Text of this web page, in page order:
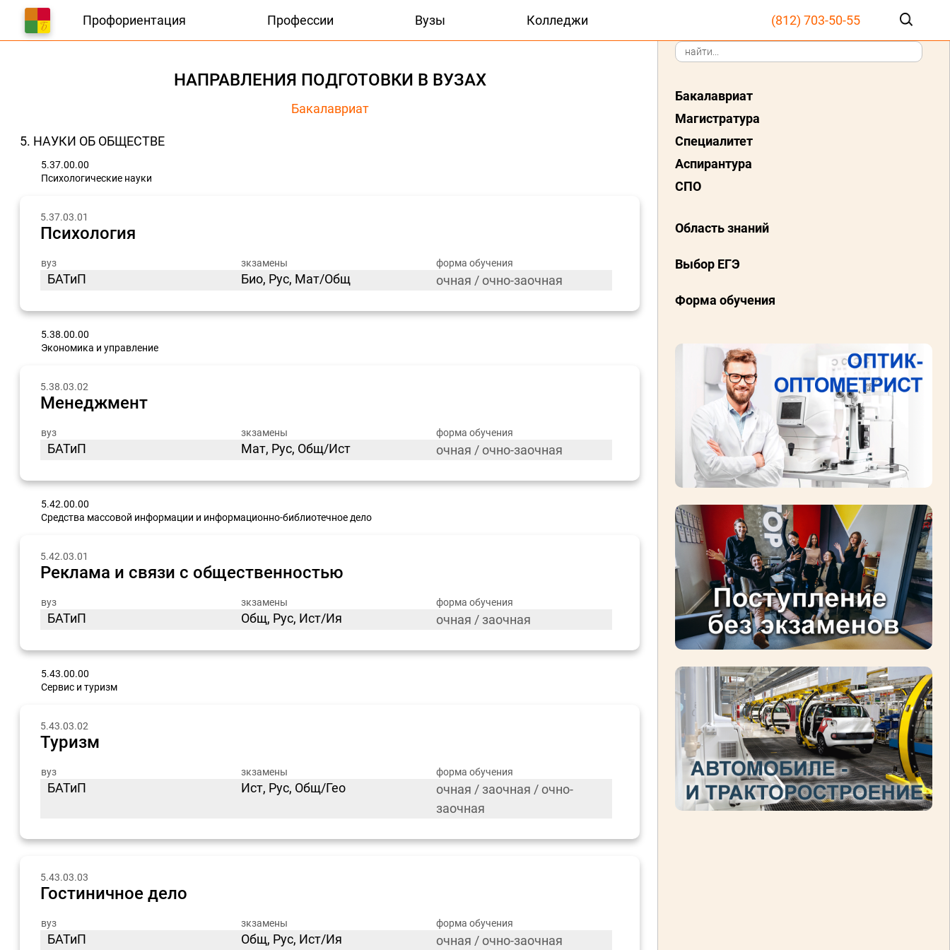
Профориентация Профессии Вузы Колледжи (812) 703-50-55
НАПРАВЛЕНИЯ ПОДГОТОВКИ В ВУЗАХ
Бакалавриат
5. НАУКИ ОБ ОБЩЕСТВЕ
5.37.00.00
Психологические науки
5.37.03.01
Психология
вуз зкзамены форма обучения
БАТиП Био, Рус, Мат/Общ очная / очно-заочная
5.38.00.00
Экономика и управление
5.38.03.02
Менеджмент
вуз зкзамены форма обучения
БАТиП Мат, Рус, Общ/Ист очная / очно-заочная
5.42.00.00
Средства массовой информации и информационно-библиотечное дело
5.42.03.01
Реклама и связи с общественностью
вуз зкзамены форма обучения
БАТиП Общ, Рус, Ист/Ия очная / заочная
5.43.00.00
Сервис и туризм
5.43.03.02
Туризм
вуз зкзамены форма обучения
БАТиП Ист, Рус, Общ/Гео
очная / заочная / очно-
заочная
5.43.03.03
Гостиничное дело
вуз зкзамены форма обучения
БАТиП Общ, Рус, Ист/Ия очная / очно-заочная
Бакалавриат
Магистратура
Специалитет
Аспирантура
СПО
Область знаний
Выбор ЕГЭ
Форма обучения